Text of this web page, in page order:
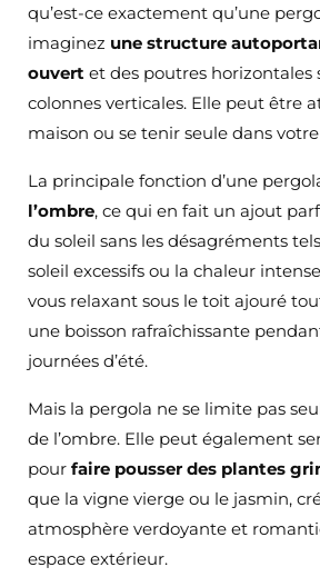
qu’est-ce exactement qu’une
imaginez une structure
ouvert et des poutres horizontales
colonnes verticales. Elle peut être
maison ou se tenir seule dans
La principale fonction d’une
l’ombre, ce qui en fait un ajout
du soleil sans les désagréments
soleil excessifs ou la chaleur
vous relaxant sous le toit ajouré
une boisson rafraîchissante
journées d’été.
Mais la pergola ne se limite pas
de l’ombre. Elle peut également
pour faire pousser des plantes
que la vigne vierge ou le jasmin,
atmosphère verdoyante et
espace extérieur.